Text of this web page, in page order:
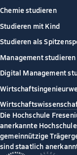
Chemie studieren
Studieren mit Kind
Studieren als
Management studieren
Digital Management
Die Hochschule
anerkannte
gemeinnützige
sind staatlich